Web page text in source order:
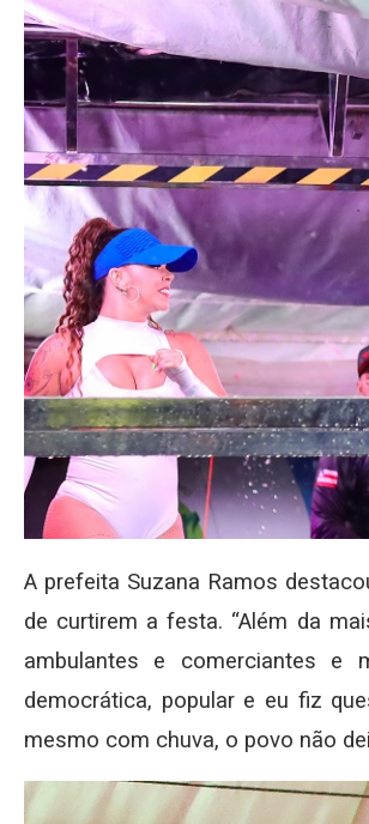
A prefeita Suzana Ramos
de curtirem a festa. “Além da
ambulantes e comerciantes e
democrática, popular e eu fiz
mesmo com chuva, o povo não